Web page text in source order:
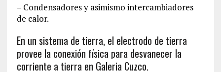
– Condensadores y asimismo intercambiadores
de calor.
En un sistema de tierra, el electrodo de tierra
provee la conexión física para desvanecer la
corriente a tierra en Galeria Cuzco.